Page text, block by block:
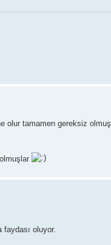
olur tamamen gereksiz olmuş
oluyor.